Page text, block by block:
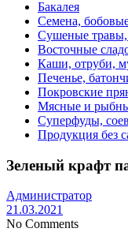
Бакалея
Семена,
Сушеные
Восточные
Каши, отруби,
Печенье,
Покровские
Мясные и
Суперфуды,
Продукция без
Зеленый крафт
Администратор
21.03.2021
No Comments